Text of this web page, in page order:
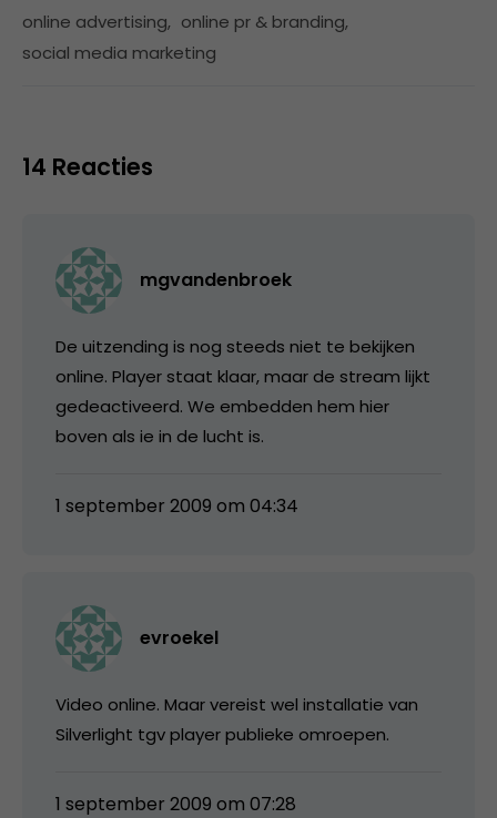
online advertising, online pr & branding,
social media marketing
14 Reacties
mgvandenbroek
De uitzending is nog steeds niet te bekijken
online. Player staat klaar, maar de stream lijkt
gedeactiveerd. We embedden hem hier
boven als ie in de lucht is.
1 september 2009 om 04:34
evroekel
Video online. Maar vereist wel installatie van
Silverlight tgv player publieke omroepen.
1 september 2009 om 07:28